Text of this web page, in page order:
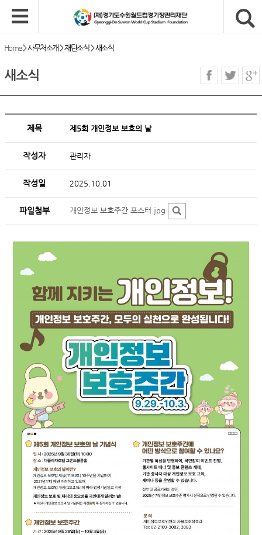
Home>사무처소개 >재단소식>새소식
새소식
제목 제5회 개인정보 보호의 날
작성자 관리자
작성일 2025.10.01
파일첨부 개인정보 보호주간 포스터.jpg